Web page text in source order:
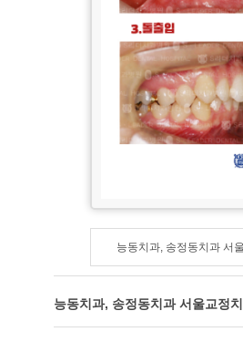
능동치과, 송정동치과 서
능동치과, 송정동치과 서울교정